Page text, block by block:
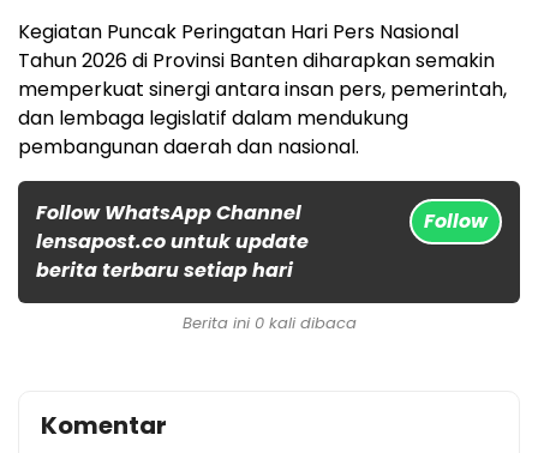
Kegiatan Puncak Peringatan Hari Pers Nasional
Tahun 2026 di Provinsi Banten diharapkan semakin
memperkuat sinergi antara insan pers, pemerintah,
dan lembaga legislatif dalam mendukung
pembangunan daerah dan nasional.
Follow WhatsApp Channel
lensapost.co untuk update
berita terbaru setiap hari
Follow
Berita ini 0 kali dibaca
Komentar